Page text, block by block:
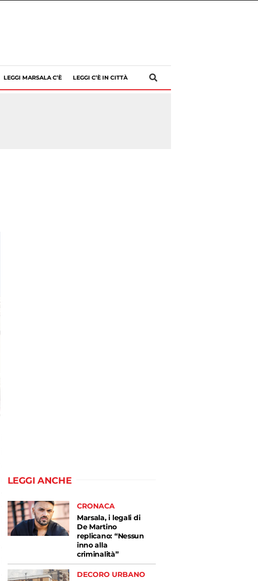
LEGGI MARSALA C’È LEGGI C’È IN CITTÀ
LEGGI ANCHE
CRONACA
Marsala, i legali di
De Martino
replicano: “Nessun
inno alla
criminalità”
DECORO URBANO